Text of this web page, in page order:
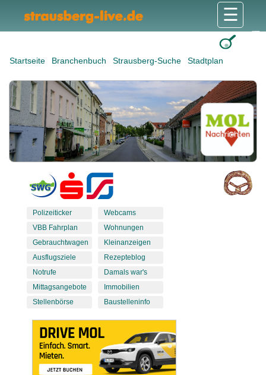
Startseite Branchenbuch Strausberg-Suche Stadtplan
☰
Polizeiticker
VBB Fahrplan
Gebrauchtwagen
Ausflugsziele
Notrufe
Mittagsangebote
Stellenbörse
Webcams
Wohnungen
Kleinanzeigen
Rezepteblog
Damals war's
Immobilien
Baustelleninfo